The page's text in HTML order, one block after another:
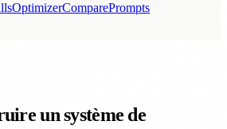
OptimizerComparePrompts
un système de